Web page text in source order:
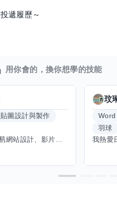
遞履歷～
用你會的，換你想學的技能
貼圖設計與製作
我擅長： LINE 貼圖設計、簡易網站設計、影片剪輯、配音、AI 影片創作、音樂創作（原創歌曲／純音樂／配樂） 希望交換技能： ① 游泳（想學：自由式、蝶式） 已會基礎蛙式、仰式，但姿勢尚未標準，希望有人協助修正動作、提升效率。 ② 鋼琴（目前約巴哈初階程度） ③ 英文（程度約 B1～B2） 交換方式： 捷運可到處，部分技能可線上交換。
玟
Word
羽球